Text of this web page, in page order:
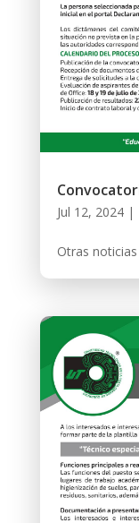
Jul 12, 2024|
Otras noticias